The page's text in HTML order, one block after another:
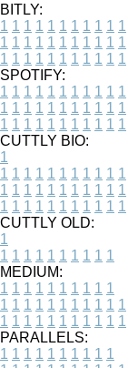
BITLY:
1 1 1 1 1 1 1 1 1 1 1
1 1 1 1 1 1 1 1 1 1 1
1 1 1 1 1 1 1 1 1 1 1
SPOTIFY:
1 1 1 1 1 1 1 1 1 1 1
1 1 1 1 1 1 1 1 1 1 1
1 1 1 1 1 1 1 1 1 1 1
CUTTLY BIO:
1
1 1 1 1 1 1 1 1 1 1 1
1 1 1 1 1 1 1 1 1 1 1
1 1 1 1 1 1 1 1 1 1 1
CUTTLY OLD:
1
1 1 1 1 1 1 1 1 1 1
MEDIUM:
1 1 1 1 1 1 1 1 1 1
1 1 1 1 1 1 1 1 1 1 1
1 1 1 1 1 1 1 1 1 1 1
PARALLELS:
1 1 1 1 1 1 1 1 1 1